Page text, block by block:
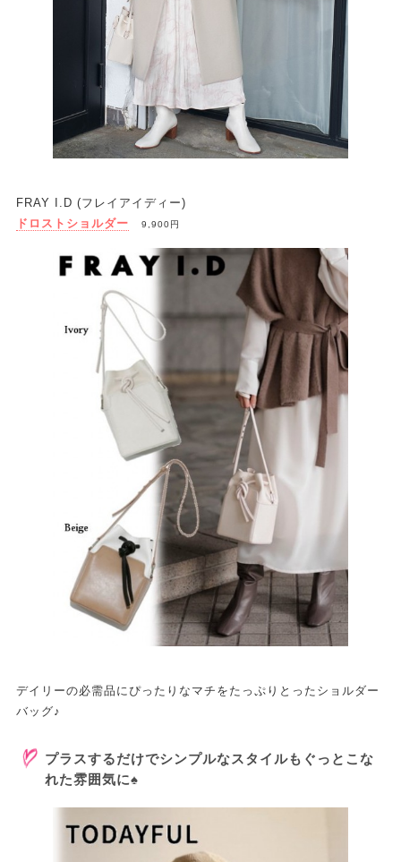
FRAY I.D (フレイアイディー)
ドロストショルダー
9,900円
デイリーの必需品にぴったりなマチをたっぷりとったショルダー
バッグ♪
プラスするだけでシンプルなスタイルもぐっとこな
れた雰囲気に♠